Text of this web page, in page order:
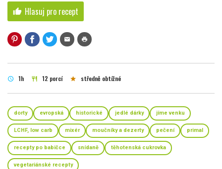
thumb_up Hlasuj pro recept
mail print
schedule 1h restaurant 12 porcí star středně obtížné
dorty evropská historické jedlé dárky jíme venku
LCHF, low carb mixér moučníky a dezerty pečení primal
recepty po babičce snídaně těhotenská cukrovka
vegetariánské recepty